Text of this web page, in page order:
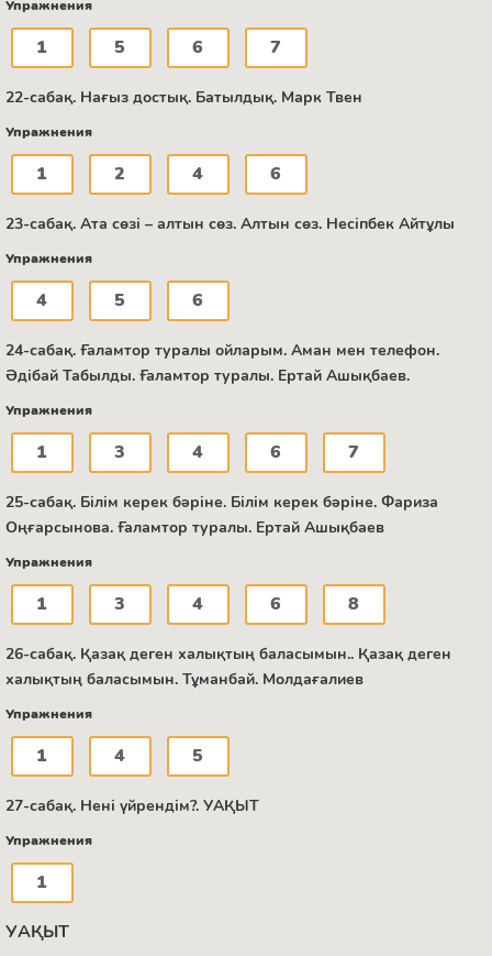
Упражнения
1 5 6 7
22-сабақ. Нағыз достық. Батылдық. Марк Твен
Упражнения
1 2 4 6
23-сабақ. Ата сөзі – алтын сөз. Алтын сөз. Несіпбек Айтұлы
Упражнения
4 5 6
24-сабақ. Ғаламтор туралы ойларым. Аман мен телефон.
Әдібай Табылды. Ғаламтор туралы. Ертай Ашықбаев.
Упражнения
1 3 4 6 7
25-сабақ. Білім керек бәріне. Білім керек бәріне. Фариза
Оңғарсынова. Ғаламтор туралы. Ертай Ашықбаев
Упражнения
1 3 4 6 8
26-сабақ. Қазақ деген халықтың баласымын.. Қазақ деген
халықтың баласымын. Тұманбай. Молдағалиев
Упражнения
1 4 5
27-сабақ. Нені үйрендім?. УАҚЫТ
Упражнения
1
УАҚЫТ